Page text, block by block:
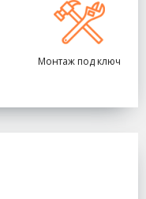
Монтаж под ключ